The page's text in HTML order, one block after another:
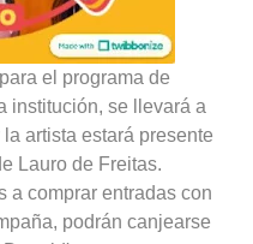
el programa de
institución, se llevará a
artista estará presente
Lauro de Freitas.
a comprar entradas con
podrán canjearse